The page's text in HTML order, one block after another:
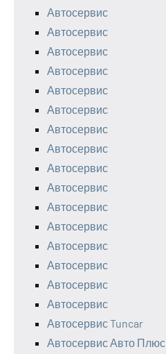
Автосервис
Автосервис
Автосервис
Автосервис
Автосервис
Автосервис
Автосервис
Автосервис
Автосервис
Автосервис
Автосервис
Автосервис
Автосервис
Автосервис
Автосервис
Автосервис
Автосервис Tuncar
Автосервис Авто Плюс